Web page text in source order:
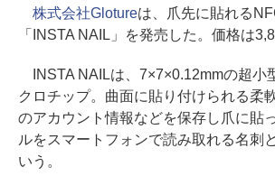
株式会社Glotureは、爪先に貼れる
「INSTA NAIL」を発売した。価格は
INSTA NAILは、7×7×0.12mmの超小
クロチップ。曲面に貼り付けられる柔
のアカウント情報などを保存し爪に貼
ルをスマートフォンで読み取れる名刺
いう。